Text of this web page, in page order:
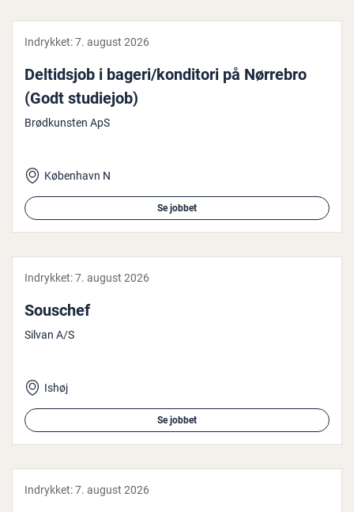
Indrykket:7. august 2026
Del­tidsjob i bageri/konditori på Nørrebro
(Godt studiejob)
Brødkunsten ApS
København N
Se jobbet
Indrykket:7. august 2026
Souschef
Silvan A/S
Ishøj
Se jobbet
Indrykket:7. august 2026